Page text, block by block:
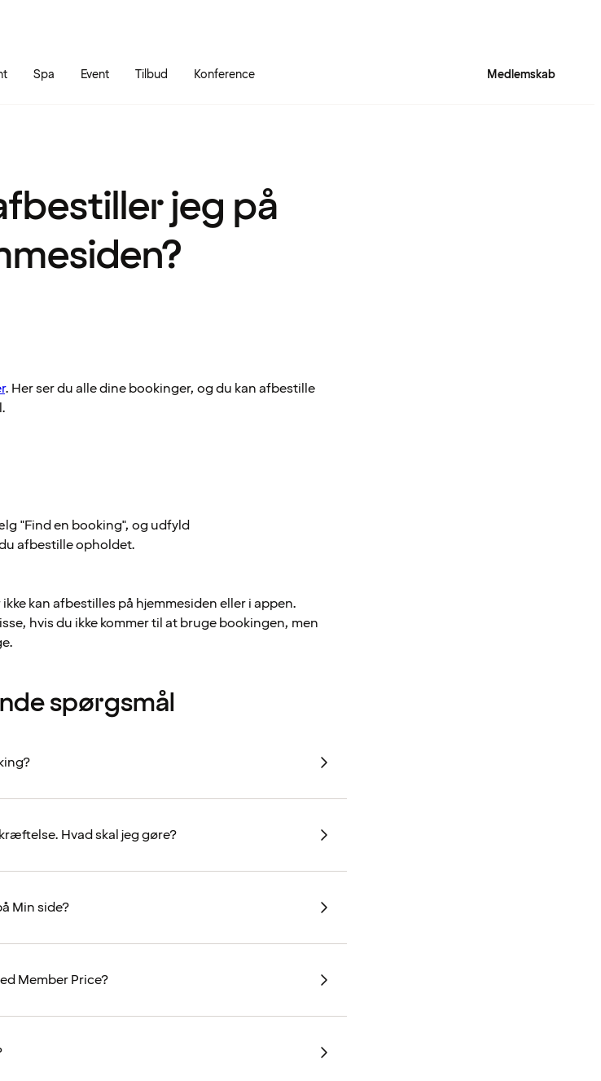
Spa Event Tilbud Konference Medlemskab
jeg på
. Her ser du alle dine bookinger, og du kan afbestille
"Find en booking", og udfyld
afbestille opholdet.
kan afbestilles på hjemmesiden eller i appen.
hvis du ikke kommer til at bruge bookingen, men
spørgsmål
Hvad skal jeg gøre?
Min side?
Member Price?